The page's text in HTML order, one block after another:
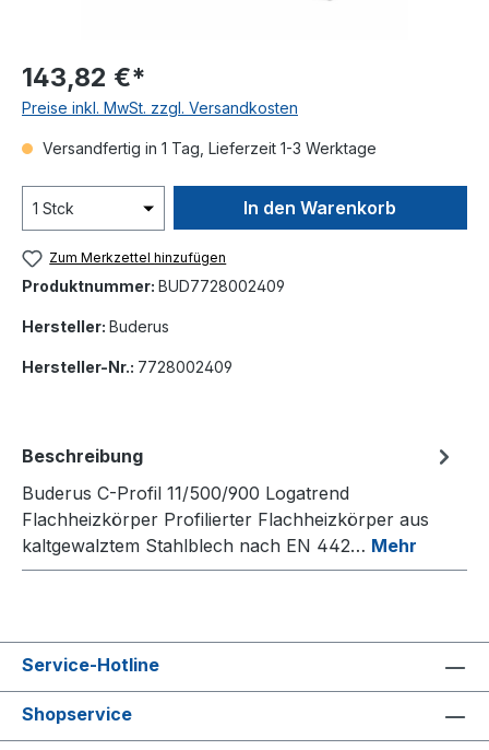
143,82 €*
Preise inkl. MwSt. zzgl. Versandkosten
Versandfertig in 1 Tag, Lieferzeit 1-3 Werktage
In den Warenkorb
Zum Merkzettel hinzufügen
Produktnummer: BUD7728002409
Hersteller: Buderus
Hersteller-Nr.: 7728002409
Beschreibung
Buderus C-Profil 11/500/900 Logatrend
Flachheizkörper Profilierter Flachheizkörper aus
kaltgewalztem Stahlblech nach EN 442… Mehr
Service-Hotline
Shopservice